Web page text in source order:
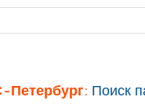
Петербург: Поиск